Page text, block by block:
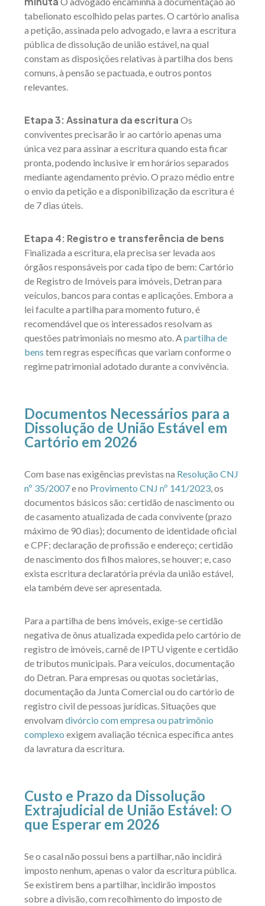
tabelionato escolhido pelas partes. O cartório analisa
a petição, assinada pelo advogado, e lavra a escritura
pública de dissolução de união estável, na qual
constam as disposições relativas à partilha dos bens
comuns, à pensão se pactuada, e outros pontos
relevantes.
Etapa 3: Assinatura da escritura Os
conviventes precisarão ir ao cartório apenas uma
única vez para assinar a escritura quando esta ficar
pronta, podendo inclusive ir em horários separados
mediante agendamento prévio. O prazo médio entre
o envio da petição e a disponibilização da escritura é
de 7 dias úteis.
Etapa 4: Registro e transferência de bens
Finalizada a escritura, ela precisa ser levada aos
órgãos responsáveis por cada tipo de bem: Cartório
de Registro de Imóveis para imóveis, Detran para
veículos, bancos para contas e aplicações. Embora a
lei faculte a partilha para momento futuro, é
recomendável que os interessados resolvam as
questões patrimoniais no mesmo ato. A partilha de
bens tem regras específicas que variam conforme o
regime patrimonial adotado durante a convivência.
Documentos Necessários para a
Dissolução de União Estável em
Cartório em 2026
Com base nas exigências previstas na Resolução CNJ
nº 35/2007e no Provimento CNJ nº 141/2023 , os
documentos básicos são: certidão de nascimento ou
de casamento atualizada de cada convivente (prazo
máximo de 90 dias); documento de identidade oficial
e CPF; declaração de profissão e endereço; certidão
de nascimento dos filhos maiores, se houver; e, caso
exista escritura declaratória prévia da união estável,
ela também deve ser apresentada.
Para a partilha de bens imóveis, exige-se certidão
negativa de ônus atualizada expedida pelo cartório de
registro de imóveis, carnê de IPTU vigente e certidão
de tributos municipais. Para veículos, documentação
do Detran. Para empresas ou quotas societárias,
documentação da Junta Comercial ou do cartório de
registro civil de pessoas jurídicas. Situações que
envolvam divórcio com empresa ou patrimônio
complexo exigem avaliação técnica específica antes
da lavratura da escritura.
Custo e Prazo da Dissolução
Extrajudicial de União Estável: O
que Esperar em 2026
Se o casal não possui bens a partilhar, não incidirá
imposto nenhum, apenas o valor da escritura pública.
Se existirem bens a partilhar, incidirão impostos
sobre a divisão, com recolhimento do imposto de